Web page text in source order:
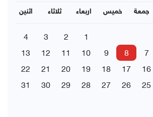
اثنين ثلاثاء اربعاء خميس جمعة
1
2
3
4
7
8
9
10
11
12
13
16
17
18
19
20
21
22
25
26
27
28
29
30
31